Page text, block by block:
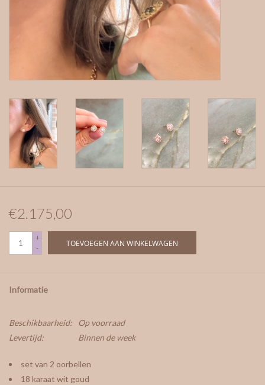
Nose & Paw collectie
MAAK EEN AFSPRAAK
€2.175,00
+
-
TOEVOEGEN AAN WINKELWAGEN
Informatie
Beschikbaarheid:
Op voorraad
Levertijd:
Binnen de week
set van 2 oorbellen
18 karaat wit goud